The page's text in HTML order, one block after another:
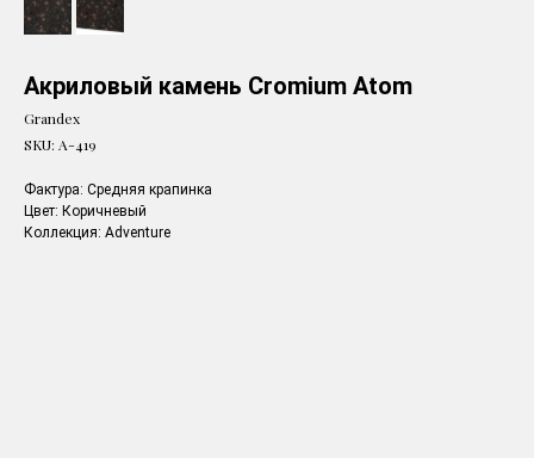
Акриловый камень Cromium Atom
Grandex
SKU: A-419
Фактура: Средняя крапинка
Цвет: Коричневый
Коллекция: Adventure